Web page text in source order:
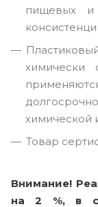
пищевых
химически
химической
Товар
Внимание!
на 2 %, в